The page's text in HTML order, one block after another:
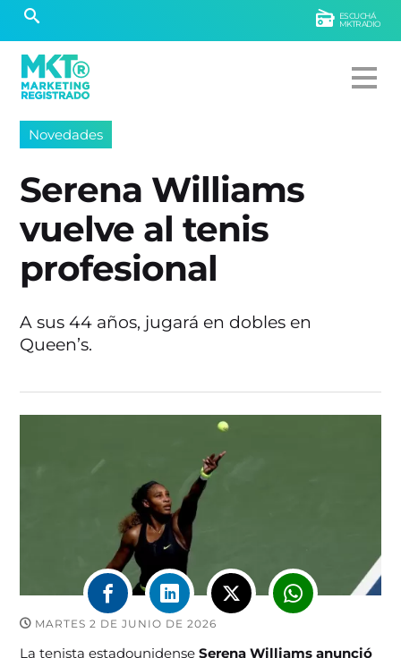
ESCUCHÁ
MKTRADIO
Novedades
Serena Williams
vuelve al tenis
profesional
A sus 44 años, jugará en dobles en
Queen’s.
MARTES 2 DE JUNIO DE 2026
La tenista estadounidenseSerena Williams anunció